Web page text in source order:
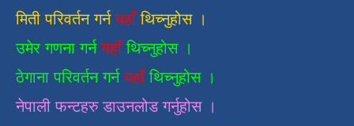
मिती परिवर्तन गर्न यहाँ थिच्नुहोस ।
उमेर गणना गर्नयहाँथिच्नुहोस ।
ठेगाना परिवर्तन गर्नयहाँ थिच्नुहोस ।
नेपाली फन्टहरु डाउनलोड गर्नुहोस ।